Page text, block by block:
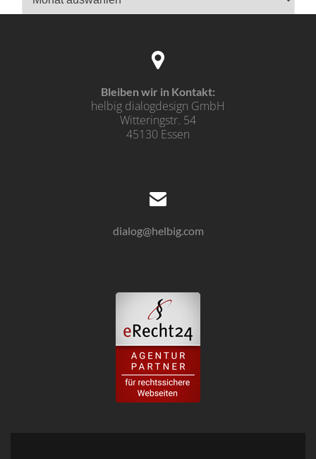
Bleiben wir in Kontakt:
helbig dialogdesign GmbH
Witteringstr. 54
45130 Essen
dialog@helbig.com